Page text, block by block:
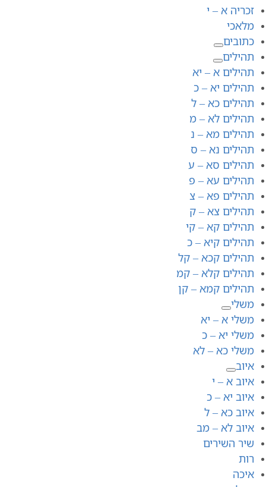
זכריה א – י
מלאכי
כתובים
תהילים
תהילים א – יא
תהילים יא – כ
תהילים כא – ל
תהילים לא – מ
תהילים מא – נ
תהילים נא – ס
תהילים סא – ע
תהילים עא – פ
תהילים פא – צ
תהילים צא – ק
תהילים קא – קי
תהילים קיא – כ
תהילים קכא – קל
תהילים קלא – קמ
תהילים קמא – קן
משלי
משלי א – יא
משלי יא – כ
משלי כא – לא
איוב
איוב א – י
איוב יא – כ
איוב כא – ל
איוב לא – מב
שיר השירים
רות
איכה